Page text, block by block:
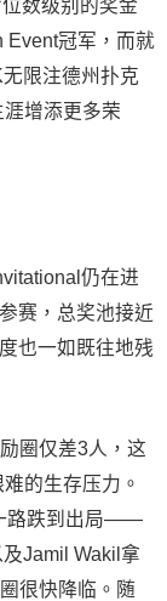
数级别的奖金
Event冠军，而就
限注德州扑克
增添更多荣
仍在进
赛，总奖池接近
也一如既往地残
圈仅差3人，这
的生存压力。
路跌到出局——
Jamil Wakil拿
很快降临。随